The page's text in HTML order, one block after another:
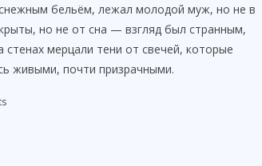
бельём, лежал молодой муж, но не в
но не от сна — взгляд был странным,
мерцали тени от свечей, которые
живыми, почти призрачными.